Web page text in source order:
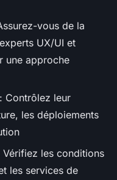
vous de la
UX/UI et
une approche
: Contrôlez leur
les déploiements
Vérifiez les conditions
les services de